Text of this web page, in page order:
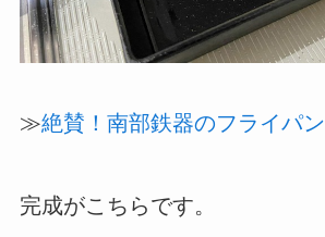
≫絶賛！南部鉄器のフライパン
完成がこちらです。